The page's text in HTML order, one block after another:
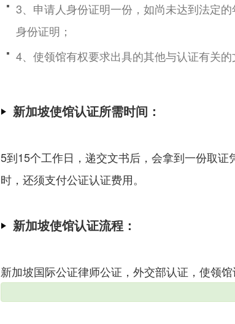
3、申请人身份证明一份，如尚未达到法定
身份证明；
4、使领馆有权要求出具的其他与认证有关的
新加坡使馆认证所需时间：
5到15个工作日，递交文书后，会拿到一份取
时，还须支付公证认证费用。
新加坡使馆认证流程：
新加坡国际公证律师公证，外交部认证，使领馆